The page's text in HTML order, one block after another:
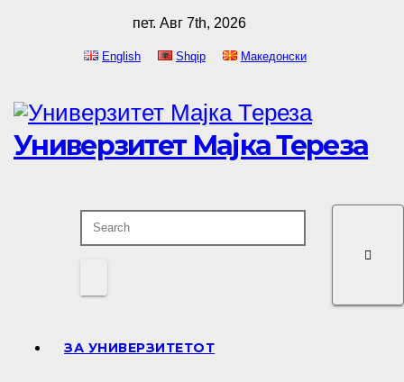
пет. Авг 7th, 2026
English Shqip Македонски
Универзитет Мајка Тереза
ЗА УНИВЕРЗИТЕТОТ